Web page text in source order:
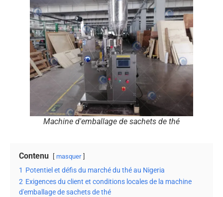
Machine d'emballage de sachets de thé
Contenu masquer
1 Potentiel et défis du marché du thé au Nigeria
2 Exigences du client et conditions locales de la machine
d'emballage de sachets de thé